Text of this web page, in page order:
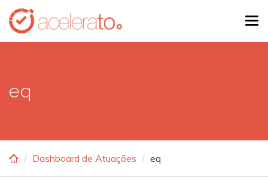
Skip
main
eq
Dashboard de Atuações eq